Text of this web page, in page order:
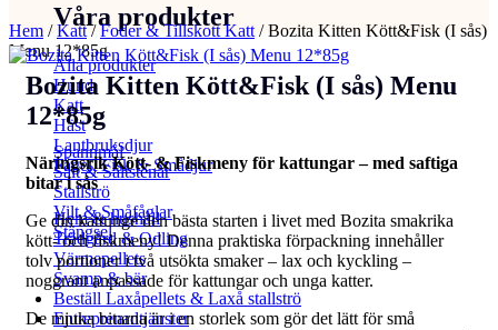
Våra produkter
Alla produkter
Hund
Katt
Häst
Lantbruksdjur
Fågel, Fisk & Smådjur
Spannmål
Salt & Saltstenar
Stallströ
Vilt & Småfåglar
Stängsel
Hem & hushåll
Trädgård & Odling
Värmepellets
Svamp & bär
Beställ Laxåpellets & Laxå stallströ
Entreprenadtjänster
Hem /Katt/Foder & Tillskott Katt /Bozita Kitten Kött&Fisk (I sås)
Menu 12*85g
Bozita Kitten Kött&Fisk (I sås) Menu
12*85g
Näringsrik Kött- & Fiskmeny för kattungar – med saftiga
bitar i sås
Ge din kattunge den bästa starten i livet med Bozita smakrika
kött- och fiskmeny! Denna praktiska förpackning innehåller
tolv portioner i två utsökta smaker – lax och kyckling –
noggrant anpassade för kattungar och unga katter.
De mjuka bitarna är i en storlek som gör det lätt för små